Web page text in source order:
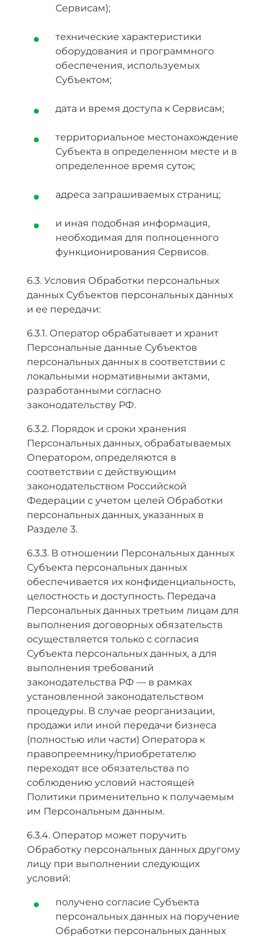
Сервисам);
технические характеристики
оборудования и программного
обеспечения, используемых
Субъектом;
дата и время доступа к Сервисам;
территориальное местонахождение
Субъекта в определенном месте и в
определенное время суток;
адреса запрашиваемых страниц;
и иная подобная информация,
необходимая для полноценного
функционирования Сервисов.
6.3. Условия Обработки персональных
данных Субъектов персональных данных
и ее передачи:
6.3.1. Оператор обрабатывает и хранит
Персональные данные Субъектов
персональных данных в соответствии с
локальными нормативными актами,
разработанными согласно
законодательству РФ.
6.3.2. Порядок и сроки хранения
Персональных данных, обрабатываемых
Оператором, определяются в
соответствии с действующим
законодательством Российской
Федерации с учетом целей Обработки
персональных данных, указанных в
Разделе 3.
6.3.3. В отношении Персональных данных
Субъекта персональных данных
обеспечивается их конфиденциальность,
целостность и доступность. Передача
Персональных данных третьим лицам для
выполнения договорных обязательств
осуществляется только с согласия
Субъекта персональных данных, а для
выполнения требований
законодательства РФ — в рамках
установленной законодательством
процедуры. В случае реорганизации,
продажи или иной передачи бизнеса
(полностью или части) Оператора к
правопреемнику/приобретателю
переходят все обязательства по
соблюдению условий настоящей
Политики применительно к получаемым
им Персональным данным.
6.3.4. Оператор может поручить
Обработку персональных данных другому
лицу при выполнении следующих
условий:
получено согласие Субъекта
персональных данных на поручение
Обработки персональных данных